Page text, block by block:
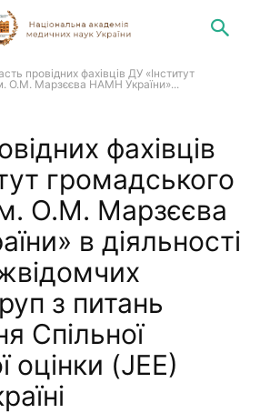
провідних фахівців ДУ «Інститут
О.М. Марзєєва НАМН України»...
фахівців
громадського
О.М. Марзєєва
в діяльності
з питань
Спільної
оцінки (JEE)